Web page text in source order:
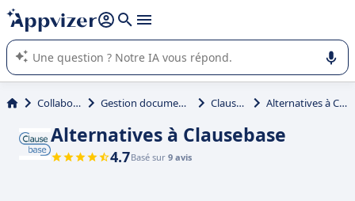
répondre (plusieurs lignes avec
L'IA de Appvizer vous guide dans l'utilisation ou la sélection de
logiciel SaaS en entreprise.
Collaboration Gestion documentaire (GED) Clausebase Alternatives à Clausebase
Alternatives à Clausebase
4.7Basé sur 9 avis